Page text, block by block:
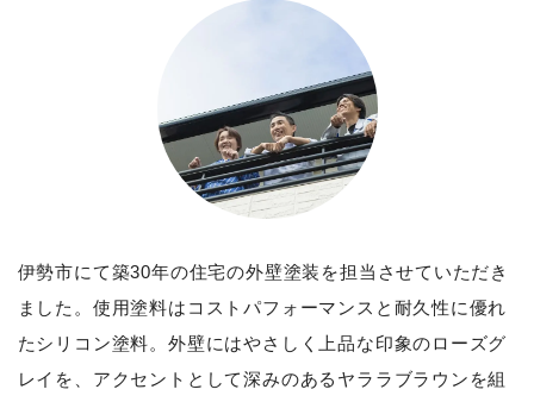
伊勢市にて築30年の住宅の外壁塗装を担当させていただき
ました。使用塗料はコストパフォーマンスと耐久性に優れ
たシリコン塗料。外壁にはやさしく上品な印象のローズグ
レイを、アクセントとして深みのあるヤララブラウンを組